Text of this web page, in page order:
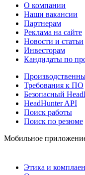
О компании
Наши вакансии
Партнерам
Реклама на сайте
Новости и статьи
Инвесторам
Кандидаты по
Требования к ПО
Безопасный
HeadHunter API
Поиск работы
Поиск по резюме
Мобильное
Этика и